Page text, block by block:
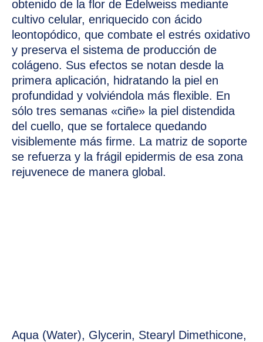
obtenido de la flor de Edelweiss mediante
cultivo celular, enriquecido con ácido
leontopódico, que combate el estrés oxidativo
y preserva el sistema de producción de
colágeno. Sus efectos se notan desde la
primera aplicación, hidratando la piel en
profundidad y volviéndola más flexible. En
sólo tres semanas «ciñe» la piel distendida
del cuello, que se fortalece quedando
visiblemente más firme. La matriz de soporte
se refuerza y la frágil epidermis de esa zona
rejuvenece de manera global.
Aqua (Water), Glycerin, Stearyl Dimethicone,